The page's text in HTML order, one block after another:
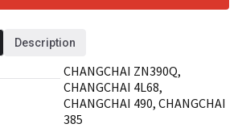
Description
CHANGCHAI ZN390Q,
CHANGCHAI 4L68,
CHANGCHAI 490, CHANGCHAI
385